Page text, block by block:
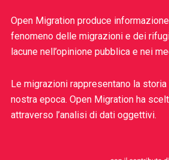
Open Migration produce
fenomeno delle migrazioni e dei
lacune nell’opinione pubblica e nei
Le migrazioni rappresentano la
nostra epoca. Open Migration ha
attraverso l’analisi di dati oggettivi.